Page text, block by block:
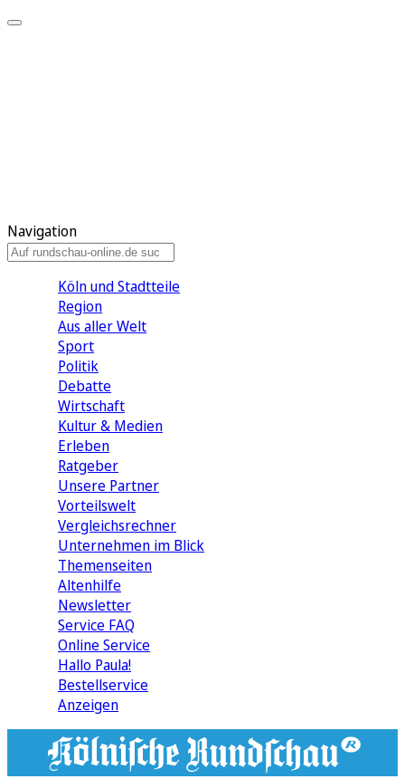
Navigation
Köln und Stadtteile
Region
Aus aller Welt
Sport
Politik
Debatte
Wirtschaft
Kultur & Medien
Erleben
Ratgeber
Unsere Partner
Vorteilswelt
Vergleichsrechner
Unternehmen im Blick
Themenseiten
Altenhilfe
Newsletter
Service FAQ
Online Service
Hallo Paula!
Bestellservice
Anzeigen